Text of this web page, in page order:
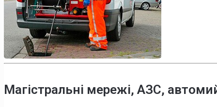
Магістральні мережі, АЗС,